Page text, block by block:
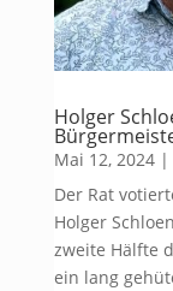
Holger
Mai 12, 2024|
Der Rat
Holger
zweite Hälfte
ein lang